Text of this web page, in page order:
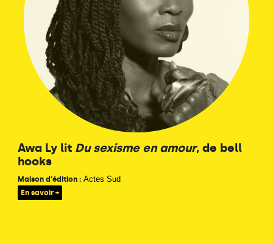
Awa Ly lit Du sexisme en amour, de bell
hooks
Maison d'édition : Actes Sud
En savoir +